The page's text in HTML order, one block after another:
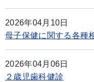
2026年04月10日
母子保健に関する各種
2026年04月06日
２歳児歯科健診